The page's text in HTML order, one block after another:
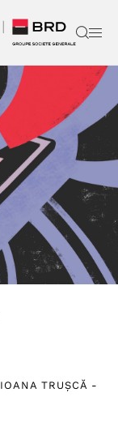
IOANA TRUȘCĂ -